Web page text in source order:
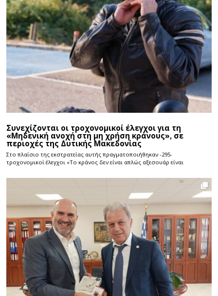
Συνεχίζονται οι τροχονομικοί έλεγχοι για τη
«Μηδενική ανοχή στη μη χρήση κράνους», σε
περιοχές της Δυτικής Μακεδονίας
Στο πλαίσιο της εκστρατείας αυτής πραγματοποιήθηκαν -295-
τροχονομικοί έλεγχοι «Το κράνος δεν είναι απλώς αξεσουάρ είναι